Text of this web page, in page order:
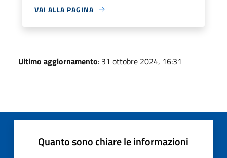
VAI ALLA PAGINA
Ultimo aggiornamento: 31 ottobre 2024, 16:31
Quanto sono chiare le informazioni